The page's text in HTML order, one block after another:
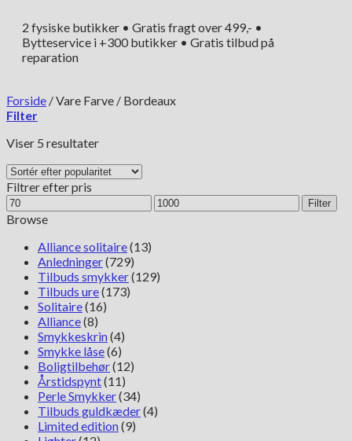
2 fysiske butikker • Gratis fragt over 499,- •
Bytteservice i +300 butikker • Gratis tilbud på
reparation
Forside /Vare Farve / Bordeaux
Filter
Viser 5 resultaterSorteret
popularitet
Filtrer efter pris
Mindste
pris
Højeste
pris
Filter
Browse
Alliance solitaire(13)
Anledninger(729)
Tilbuds smykker(129)
Tilbuds ure(173)
Solitaire(16)
Alliance(8)
Smykkeskrin(4)
Smykke låse(6)
Boligtilbehør(12)
Årstidspynt(11)
Perle Smykker(34)
Tilbuds guldkæder(4)
Limited edition(9)